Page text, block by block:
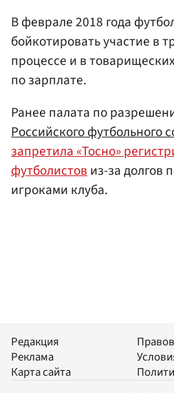
В феврале 2018 года
бойкотировать участие в
процессе и в
по зарплате.
Ранее палата по
Российского футбольного
запретила «Тосно»
футболистовиз-за долгов
игроками клуба.
Редакция
Реклама
Карта сайта